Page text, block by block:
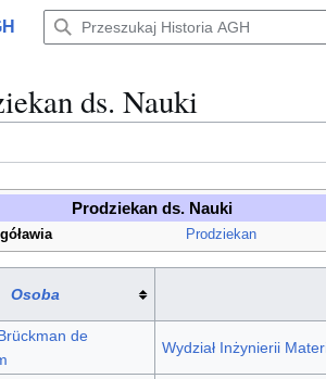
ds. Nauki
Prodziekan ds. Nauki
Prodziekan
Osoba
de
Wydział Inżynierii